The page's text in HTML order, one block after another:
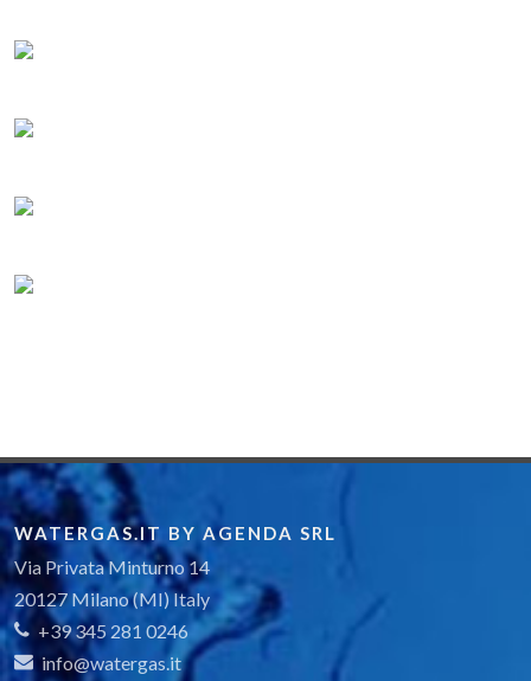
WATERGAS.IT BY AGENDA SRL
Via Privata Minturno 14
20127 Milano (MI) Italy
+39 345 281 0246
info@watergas.it